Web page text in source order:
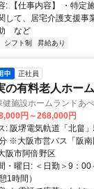
: 【仕事内容】 ・特定
して、居宅介護支援事
など
シフト制 昇給あり
正社員
の有料老人ホー
健施設ホームランドあ
円～268,000円
田辺」駅より
※大阪市営バス「阪
阪市阿倍野区
・曜日: ＜日勤＞9：
1時間）